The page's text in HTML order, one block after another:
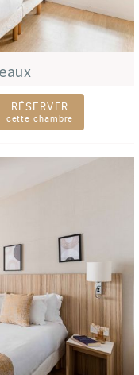
RÉSERVER
cette chambre